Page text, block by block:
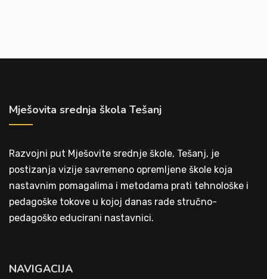
Mješovita srednja škola Tešanj
Razvojni put Mješovite srednje škole, Tešanj, je
postizanja vizije savremeno opremljene škole koja
nastavnim pomagalima i metodama prati tehnološke i
pedagoške tokove u kojoj danas rade stručno-
pedagoško educirani nastavnici.
NAVIGACIJA